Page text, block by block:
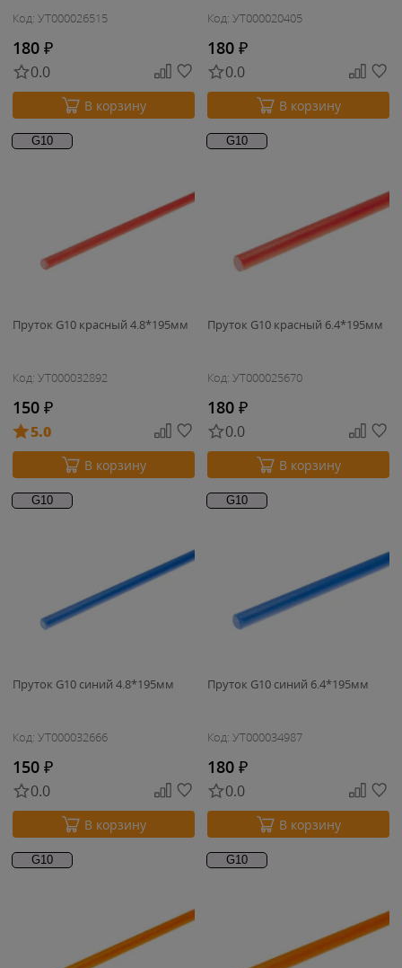
Код: УТ000026515
180 ₽
0.0
В корзину
Код: УТ000020405
180 ₽
0.0
В корзину
G10
Пруток G10 красный 4.8*195мм
Код: УТ000032892
150 ₽
5.0
В корзину
G10
Пруток G10 красный 6.4*195мм
Код: УТ000025670
180 ₽
0.0
В корзину
G10
Пруток G10 синий 4.8*195мм
Код: УТ000032666
150 ₽
0.0
В корзину
G10
Пруток G10 синий 6.4*195мм
Код: УТ000034987
180 ₽
0.0
В корзину
G10 G10